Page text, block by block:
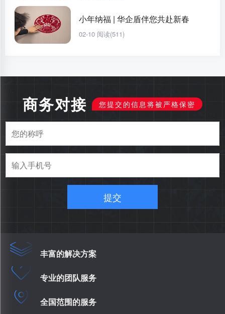
小年纳福 | 华企盾伴您共赴新春
02-10 阅读(511)
商务对接 您提交的信息将被严格保密
提交
丰富的解决方案
专业的团队服务
全国范围的服务